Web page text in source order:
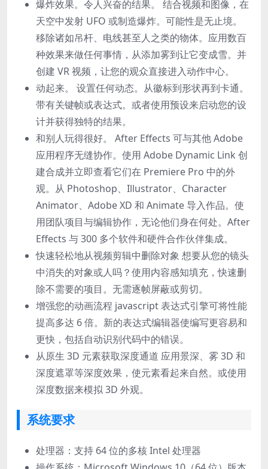
爆炸效果。令人兴奋的结果。 结合视频和图像，在
天空中发射 UFO 或制造爆炸。可能性是无止境。
移除诸如吊杆、电线甚至人之类的物体。应用数百
种效果来做任何事情，从添加雾到让它变成雪。并
创建 VR 视频，让您的观众直接进入动作中心。
动起来。 设置任何动态。从徽标到形状再到卡通。
带有关键帧或表达式。或者使用预设来启动您的设
计并获得独特的结果。
和别人玩得很好。 After Effects 可与其他 Adobe
应用程序无缝协作。使用 Adobe Dynamic Link 创
建合成并立即查看它们在 Premiere Pro 中的外
观。从 Photoshop、Illustrator、Character
Animator、Adobe XD 和 Animate 导入作品。使
用团队项目与编辑协作，无论他们身在何处。After
Effects 与 300 多个软件和硬件合作伙伴集成。
快速轻松地从视频剪辑中删除对象 想要从您的镜头
中消失的对象或人吗？使用内容感知填充，快速删
除不需要的项目。无需逐帧屏蔽或剪切。
增强您的动画流程 javascript 表达式引擎可将性能
提高多达 6 倍。新的表达式编辑器使编写更容易和
更快，包括自动识别代码中的错误。
从原生 3D 元素获取深度通道 应用景深、雾 3D 和
深度遮罩等深度效果，使元素看起来自然。或使用
深度数据来模拟 3D 外观。
系统要求
处理器：支持 64 位的多核 Intel 处理器